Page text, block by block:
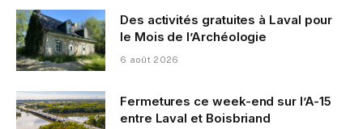
Des activités gratuites à Laval pour
le Mois de l’Archéologie
6 août 2026
Fermetures ce week-end sur l’A-15
entre Laval et Boisbriand